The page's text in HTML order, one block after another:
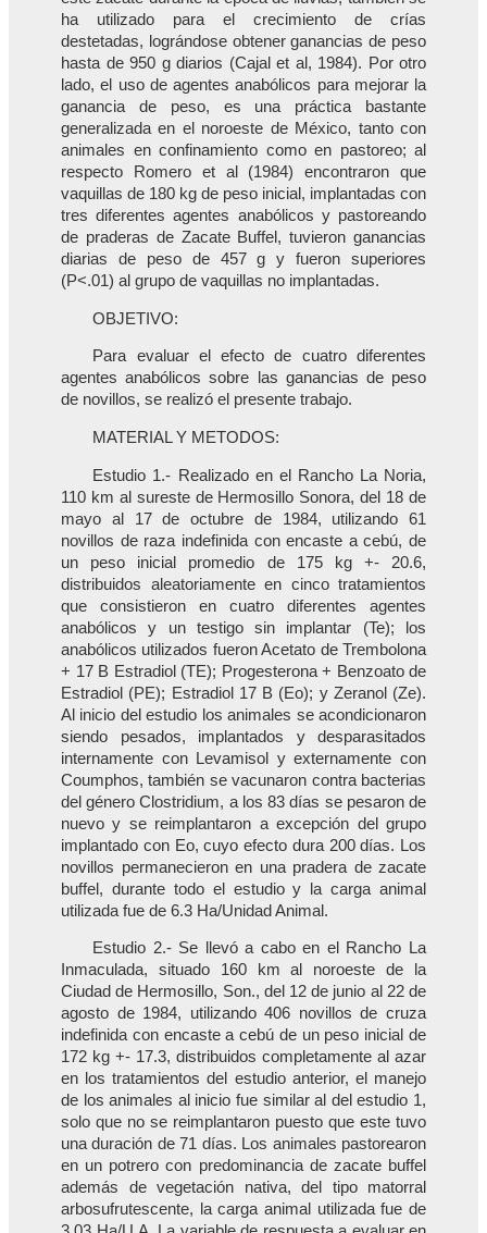
ha utilizado para el crecimiento de crías
destetadas, lográndose obtener ganancias de peso
hasta de 950 g diarios (Cajal et al, 1984). Por otro
lado, el uso de agentes anabólicos para mejorar la
ganancia de peso, es una práctica bastante
generalizada en el noroeste de México, tanto con
animales en confinamiento como en pastoreo; al
respecto Romero et al (1984) encontraron que
vaquillas de 180 kg de peso inicial, implantadas con
tres diferentes agentes anabólicos y pastoreando
de praderas de Zacate Buffel, tuvieron ganancias
diarias de peso de 457 g y fueron superiores
(P<.01) al grupo de vaquillas no implantadas.
OBJETIVO:
Para evaluar el efecto de cuatro diferentes
agentes anabólicos sobre las ganancias de peso
de novillos, se realizó el presente trabajo.
MATERIAL Y METODOS:
Estudio 1.- Realizado en el Rancho La Noria,
110 km al sureste de Hermosillo Sonora, del 18 de
mayo al 17 de octubre de 1984, utilizando 61
novillos de raza indefinida con encaste a cebú, de
un peso inicial promedio de 175 kg +- 20.6,
distribuidos aleatoriamente en cinco tratamientos
que consistieron en cuatro diferentes agentes
anabólicos y un testigo sin implantar (Te); los
anabólicos utilizados fueron Acetato de Trembolona
+ 17 B Estradiol (TE); Progesterona + Benzoato de
Estradiol (PE); Estradiol 17 B (Eo); y Zeranol (Ze).
Al inicio del estudio los animales se acondicionaron
siendo pesados, implantados y desparasitados
internamente con Levamisol y externamente con
Coumphos, también se vacunaron contra bacterias
del género Clostridium, a los 83 días se pesaron de
nuevo y se reimplantaron a excepción del grupo
implantado con Eo, cuyo efecto dura 200 días. Los
novillos permanecieron en una pradera de zacate
buffel, durante todo el estudio y la carga animal
utilizada fue de 6.3 Ha/Unidad Animal.
Estudio 2.- Se llevó a cabo en el Rancho La
Inmaculada, situado 160 km al noroeste de la
Ciudad de Hermosillo, Son., del 12 de junio al 22 de
agosto de 1984, utilizando 406 novillos de cruza
indefinida con encaste a cebú de un peso inicial de
172 kg +- 17.3, distribuidos completamente al azar
en los tratamientos del estudio anterior, el manejo
de los animales al inicio fue similar al del estudio 1,
solo que no se reimplantaron puesto que este tuvo
una duración de 71 días. Los animales pastorearon
en un potrero con predominancia de zacate buffel
además de vegetación nativa, del tipo matorral
arbosufrutescente, la carga animal utilizada fue de